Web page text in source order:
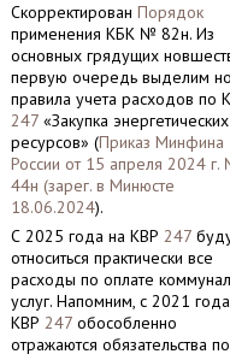
Скорректирован Порядок
применения КБК № 82н. Из
основных грядущих
первую очередь выделим
правила учета расходов по
247«Закупка энергетических
ресурсов» (Приказ Минфина
России от 15 апреля 2024 г.
44н (зарег. в Минюсте
18.06.2024).
С 2025 года на КВР 247
относиться практически все
расходы по оплате
услуг. Напомним, с 2021
КВР 247обособленно
отражаются обязательства